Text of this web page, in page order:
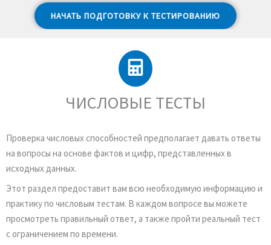
НАЧАТЬ ПОДГОТОВКУ К ТЕСТИРОВАНИЮ
ЧИСЛОВЫЕ ТЕСТЫ
Проверка числовых способностей предполагает давать ответы
на вопросы на основе фактов и цифр, представленных в
исходных данных.
Этот раздел предоставит вам всю необходимую информацию и
практику по числовым тестам. В каждом вопросе вы можете
просмотреть правильный ответ, а также пройти реальный тест
с ограничением по времени.